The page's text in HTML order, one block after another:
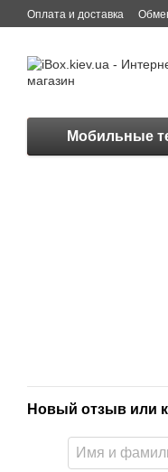
Перейти к основному
Оплата и доставка
Мобильные
Новый отзыв или